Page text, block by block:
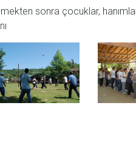
sonra çocuklar,